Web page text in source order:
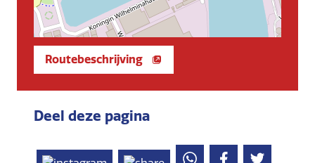
Routebeschrijving
Deel deze pagina